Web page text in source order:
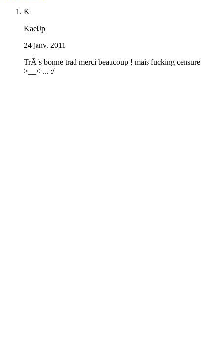
K
KaelJp
24 janv. 2011
TrÃ¨s bonne trad merci beaucoup ! mais fucking censure
>__< ... :/